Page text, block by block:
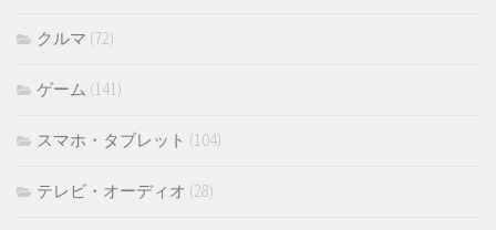
クルマ (72)
ゲーム (141)
スマホ・タブレット (104)
テレビ・オーディオ (28)